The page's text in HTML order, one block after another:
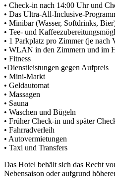
• Check-in nach 14:00 Uhr und
• Das Ultra-All-Inclusive-
• Minibar (Wasser, Softdrinks,
• Tee- und
• 1 Parkplatz pro Zimmer (je
• WLAN in den Zimmern und im
• Fitness
•Dienstleistungen gegen Aufpreis
• Mini-Markt
• Geldautomat
• Massagen
• Sauna
• Waschen und Bügeln
• Früher Check-in und später
• Fahrradverleih
• Autovermietungen
• Taxi und Transfers
Das Hotel behält sich das Recht
Nebensaison oder aufgrund